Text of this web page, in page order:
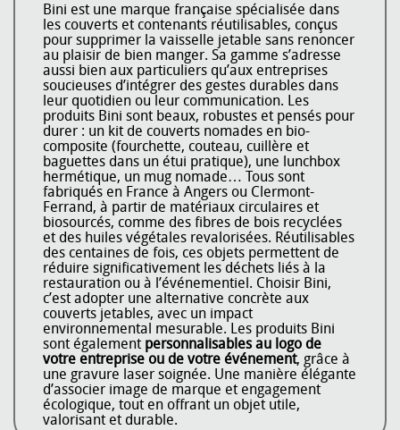
Bini est une marque française spécialisée dans
les couverts et contenants réutilisables, conçus
pour supprimer la vaisselle jetable sans renoncer
au plaisir de bien manger. Sa gamme s’adresse
aussi bien aux particuliers qu’aux entreprises
soucieuses d’intégrer des gestes durables dans
leur quotidien ou leur communication. Les
produits Bini sont beaux, robustes et pensés pour
durer : un kit de couverts nomades en bio-
composite (fourchette, couteau, cuillère et
baguettes dans un étui pratique), une lunchbox
hermétique, un mug nomade… Tous sont
fabriqués en France à Angers ou Clermont-
Ferrand, à partir de matériaux circulaires et
biosourcés, comme des fibres de bois recyclées
et des huiles végétales revalorisées. Réutilisables
des centaines de fois, ces objets permettent de
réduire significativement les déchets liés à la
restauration ou à l’événementiel. Choisir Bini,
c’est adopter une alternative concrète aux
couverts jetables, avec un impact
environnemental mesurable. Les produits Bini
sont également personnalisables au logo de
votre entreprise ou de votre événement, grâce à
une gravure laser soignée. Une manière élégante
d’associer image de marque et engagement
écologique, tout en offrant un objet utile,
valorisant et durable.